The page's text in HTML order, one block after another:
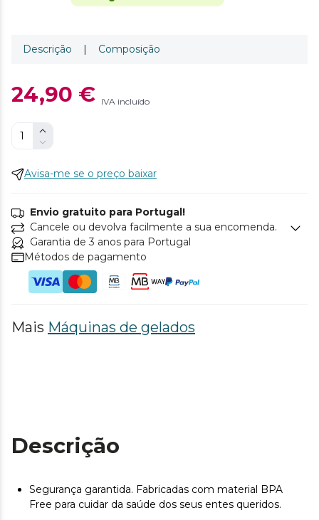
Descrição | Composição
24,90 € IVA incluído
Avisa-me se o preço baixar
Envio gratuito para Portugal!
Cancele ou devolva facilmente a sua encomenda.
Garantia de 3 anos para Portugal
Métodos de pagamento
Mais Máquinas de gelados
Descrição
Segurança garantida. Fabricadas com material BPA
Free para cuidar da saúde dos seus entes queridos.